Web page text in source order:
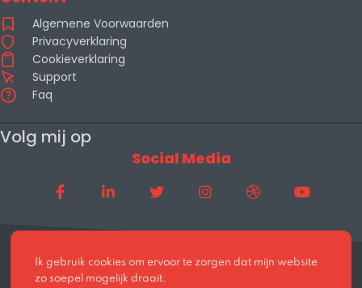
Algemene Voorwaarden
Privacyverklaring
Cookieverklaring
Support
Faq
Volg mij op
Social Media
Ik gebruik cookies om ervoor te zorgen dat mijn website
zo soepel mogelijk draait.